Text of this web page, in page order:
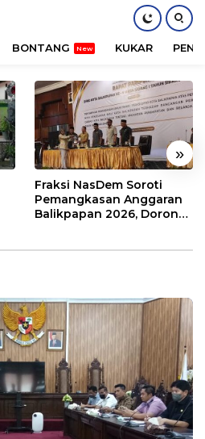
BONTANG KUKAR
»
Fraksi NasDem Soroti
Pemangkasan Anggaran
Balikpapan 2026, Dorong